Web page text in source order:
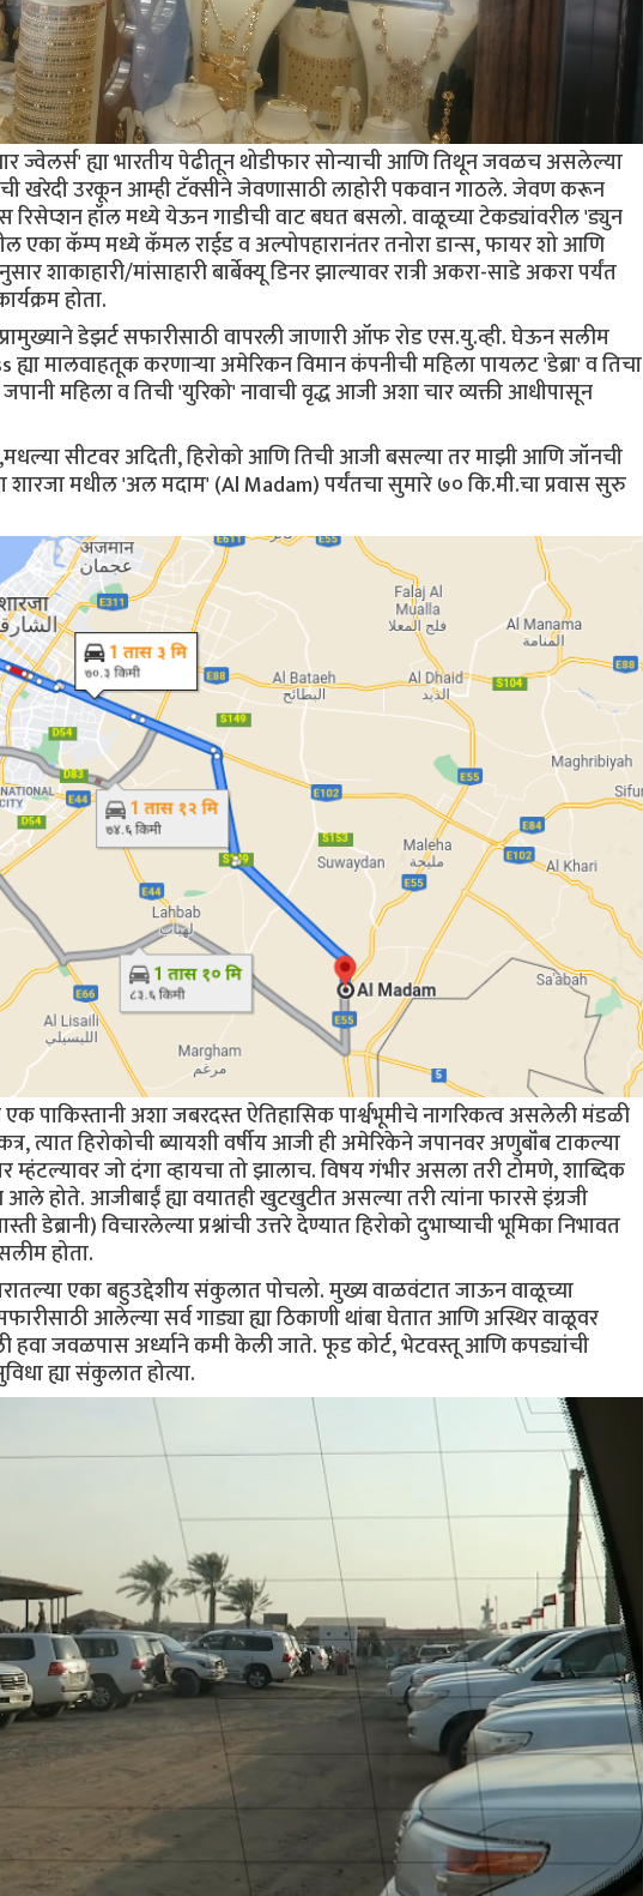
ह्या भारतीय पेढीतून थोडीफार सोन्याची आणि तिथून जवळच असलेल्या
खरेदी उरकून आम्ही टॅक्सीने जेवणासाठी लाहोरी पकवान गाठले. जेवण करून
रिसेप्शन हॉल मध्ये येऊन गाडीची वाट बघत बसलो. वाळूच्या टेकड्यांवरील 'ड्युन
एका कॅम्प मध्ये कॅमल राईड व अल्पोपहारानंतर तनोरा डान्स, फायर शो आणि
मांसाहारी बार्बेक्यू डिनर झाल्यावर रात्री अकरा-साडे अकरा पर्यंत
होता.
डेझर्ट सफारीसाठी वापरली जाणारी ऑफ रोड एस.यु.व्ही. घेऊन सलीम
ह्या मालवाहतूक करणाऱ्या अमेरिकन विमान कंपनीची महिला पायलट 'डेब्रा' व तिचा
महिला व तिची 'युरिको' नावाची वृद्ध आजी अशा चार व्यक्ती आधीपासून
सीटवर अदिती, हिरोको आणि तिची आजी बसल्या तर माझी आणि जॉनची
मधील 'अल मदाम' (Al Madam) पर्यंतचा सुमारे ७० कि.मी.चा प्रवास सुरु
पाकिस्तानी अशा जबरदस्त ऐतिहासिक पार्श्वभूमीचे नागरिकत्व असलेली मंडळी
त्यात हिरोकोची ब्यायशी वर्षीय आजी ही अमेरिकेने जपानवर अणुबॉंब टाकल्या
म्हंटल्यावर जो दंगा व्हायचा तो झालाच. विषय गंभीर असला तरी टोमणे, शाब्दिक
आले होते. आजीबाईं ह्या वयातही खुटखुटीत असल्या तरी त्यांना फारसे इंग्रजी
डेब्रानी) विचारलेल्या प्रश्नांची उत्तरे देण्यात हिरोको दुभाष्याची भूमिका निभावत
होता.
एका बहुउद्देशीय संकुलात पोचलो. मुख्य वाळवंटात जाऊन वाळूच्या
आलेल्या सर्व गाड्या ह्या ठिकाणी थांबा घेतात आणि अस्थिर वाळूवर
हवा जवळपास अर्ध्याने कमी केली जाते. फूड कोर्ट, भेटवस्तू आणि कपड्यांची
ह्या संकुलात होत्या.